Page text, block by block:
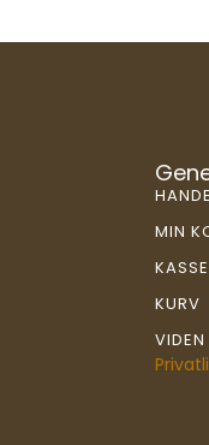
MIN
KASSE
KURV